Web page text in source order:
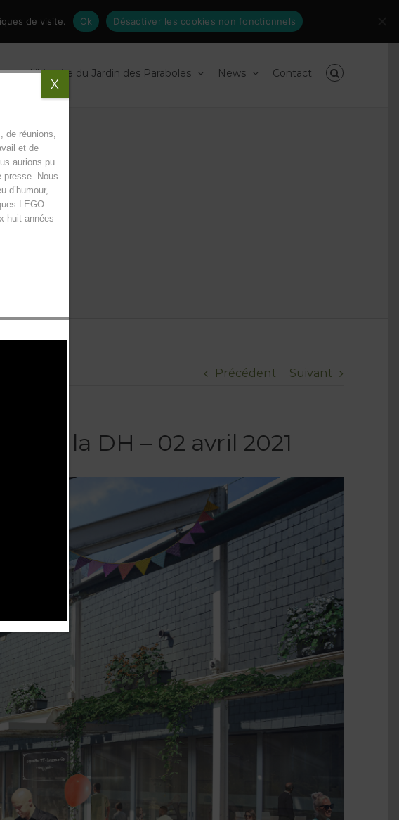
Inscrivez-
vous
à
nos
L’histoire du Jardin des Paraboles News Contact
Précédent Suivant
de la DH – 02 avril 2021
de réunions,
et de
aurions pu
presse. Nous
d’humour,
LEGO.
huit années
X
de visite. Ok Désactiver les cookies non fonctionnels